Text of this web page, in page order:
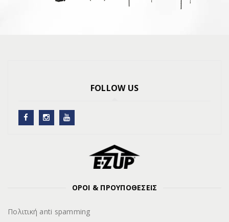
FOLLOW US
ΟΡΟΙ & ΠΡΟΥΠΟΘΕΣΕΙΣ
Πολιτική anti spamming